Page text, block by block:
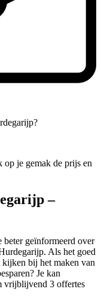
je gemak de prijs en
–
beter geïnformeerd over
Als het goed
kijken bij het maken van
Je kan
vrijblijvend 3 offertes